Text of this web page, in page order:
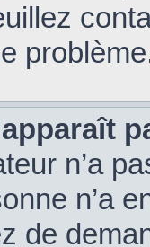
n’a
n’a
de